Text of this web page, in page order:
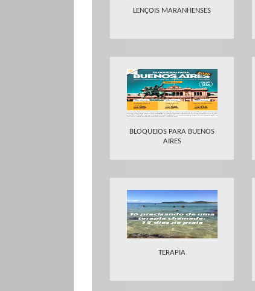
LENÇOIS MARANHENSES
BLOQUEIOS PARA BUENOS
AIRES
TERAPIA